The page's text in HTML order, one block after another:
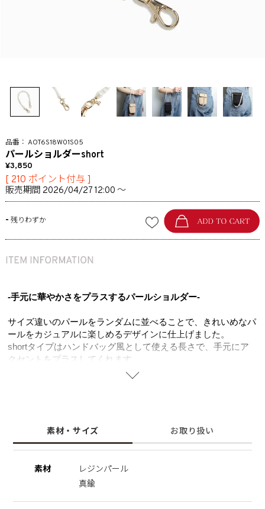
AOT6S18W01S05
パールショルダーshort
3,850
[ 210 ポイント付与 ]
販売期間 2026/04/27 12:00 〜
- 残りわずか
-手元に華やかさをプラスするパールショルダー-
サイズ違いのパールをランダムに並べることで、きれいめなパ
ールをカジュアルに楽しめるデザインに仕上げました。
shortタイプはハンドバッグ風として使える長さで、手元にア
クセントをプラスしてくれます。
iPhoneショルダーとしてもバッグの持ち手として付け替えても
で、いつものアイテムがぐっと新鮮な印象に。
毎日のコーデに、さりげなく可愛さをプラスしてくれるアイテ
素材・サイズ お取り扱い
素材
レジンパール
真鍮